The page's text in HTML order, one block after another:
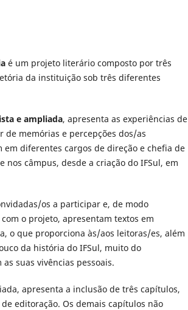
é um projeto literário composto por três
da instituição sob três diferentes
e ampliada, apresenta as experiências de
memórias e percepções dos/as
diferentes cargos de direção e chefia de
câmpus, desde a criação do IFSul, em
os a participar e, de modo
o projeto, apresentam textos em
o que proporciona às/aos leitoras/es, além
da história do IFSul, muito do
suas vivências pessoais.
apresenta a inclusão de três capítulos,
editoração. Os demais capítulos não